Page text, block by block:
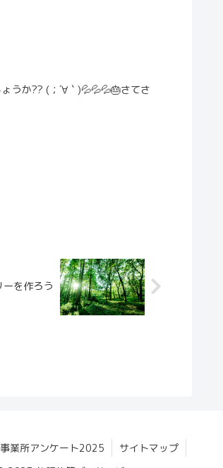
うか?? (；´∀｀)💦💦💦🎂さてさ
ーを作ろう
事業所アンケート2025
サイトマップ